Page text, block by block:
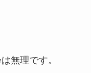
無理です。